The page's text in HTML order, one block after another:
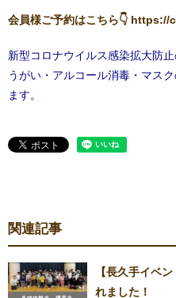
会員様ご予約はこちら👇 https://
新型コロナウイルス感染拡大防
うがい・アルコール消毒・マス
ます。
関連記事
【長久手イベ
れました！